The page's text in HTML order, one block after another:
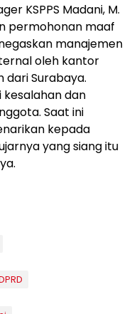
KSPPS Madani, M.
permohonan maaf
manajemen
oleh kantor
dari Surabaya.
kesalahan dan
Saat ini
kepada
yang siang itu